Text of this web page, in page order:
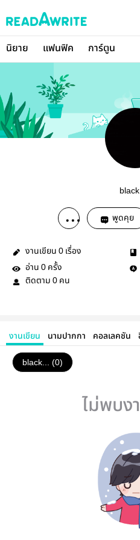
นิยาย แฟนฟิค การ์ตูน
พูดคุย
งานเขียน 0 เรื่อง
อ่าน 0 ครั้ง
ติดตาม 0 คน
งานเขียน นามปากกา คอลเลคชัน
black... (0)
ไม่พบง